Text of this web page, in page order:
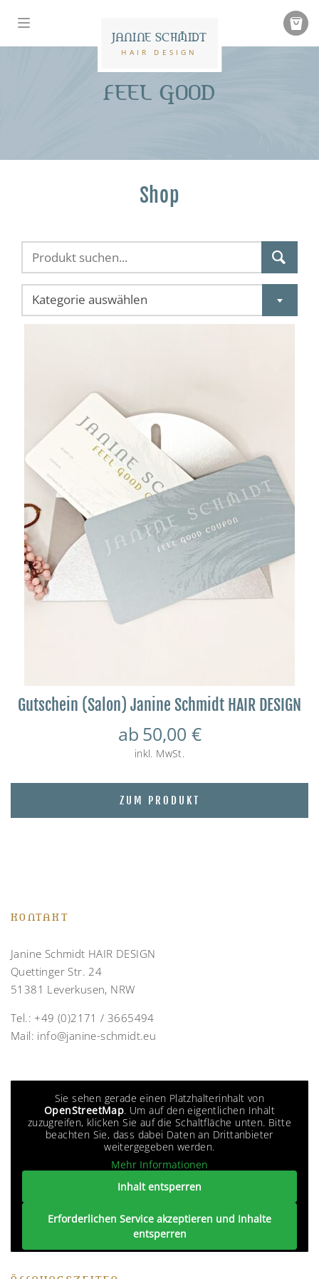
JANINE SCHMIDT
HAIR DESIGN
FEEL GOOD
Shop
Kategorie auswählen
Gutschein (Salon) Janine Schmidt HAIR DESIGN
ab 50,00 €
inkl. MwSt.
ZUM PRODUKT
KONTAKT
Janine Schmidt HAIR DESIGN
Quettinger Str. 24
51381 Leverkusen, NRW
Tel.:+49 (0)2171 / 3665494
Mail: info@janine-schmidt.eu
Sie sehen gerade einen Platzhalterinhalt von
OpenStreetMap. Um auf den eigentlichen Inhalt
zuzugreifen, klicken Sie auf die Schaltfläche unten. Bitte
beachten Sie, dass dabei Daten an Drittanbieter
weitergegeben werden.
Mehr Informationen
Inhalt entsperren
Erforderlichen Service akzeptieren und Inhalte
entsperren